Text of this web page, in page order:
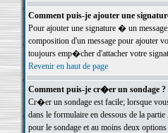
Comment puis-je ajouter une
Pour ajouter une signature � un
composition d'un message pour ajouter
toujours emp�cher d'attacher votre
Revenir en haut de page
Comment puis-je cr�er un sondage ?
Cr�er un sondage est facile; lorsque
dans le formulaire en dessous de la partie
pour le sondage et au moins deux